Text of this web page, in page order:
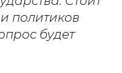
политиков
будет